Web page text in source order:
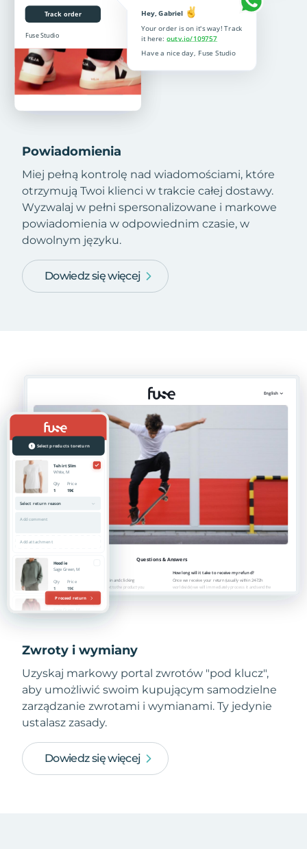
Powiadomienia
Miej pełną kontrolę nad wiadomościami, które
otrzymują Twoi klienci w trakcie całej dostawy.
Wyzwalaj w pełni spersonalizowane i markowe
powiadomienia w odpowiednim czasie, w
dowolnym języku.
Dowiedz się więcej
Zwroty i wymiany
Uzyskaj markowy portal zwrotów "pod klucz",
aby umożliwić swoim kupującym samodzielne
zarządzanie zwrotami i wymianami. Ty jedynie
ustalasz zasady.
Dowiedz się więcej